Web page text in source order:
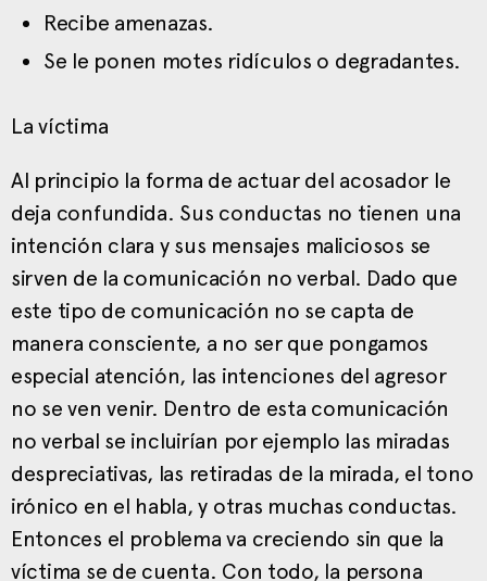
Recibe amenazas.
Se le ponen motes ridículos o degradantes.
La víctima
Al principio la forma de actuar del acosador le
deja confundida. Sus conductas no tienen una
intención clara y sus mensajes maliciosos se
sirven de la comunicación no verbal. Dado que
este tipo de comunicación no se capta de
manera consciente, a no ser que pongamos
especial atención, las intenciones del agresor
no se ven venir. Dentro de esta comunicación
no verbal se incluirían por ejemplo las miradas
despreciativas, las retiradas de la mirada, el tono
irónico en el habla, y otras muchas conductas.
Entonces el problema va creciendo sin que la
víctima se de cuenta. Con todo, la persona